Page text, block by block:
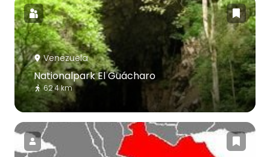
Venezuela
Nationalpark El Guácharo
62.4 km